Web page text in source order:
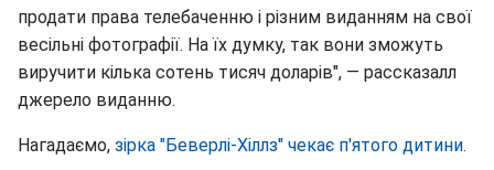
продати права телебаченню і різним виданням на свої
весільні фотографії. На їх думку, так вони зможуть
виручити кілька сотень тисяч доларів", — рассказалл
джерело виданню.
Нагадаємо, зірка "Беверлі-Хіллз" чекає п'ятого дитини.